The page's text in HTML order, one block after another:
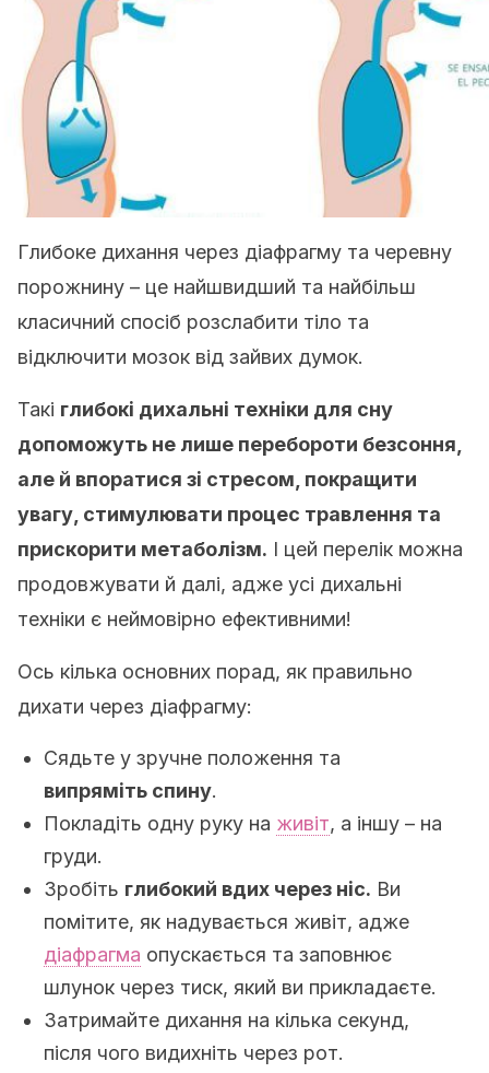
Глибоке дихання через діафрагму та черевну
порожнину – це найшвидший та найбільш
класичний спосіб розслабити тіло та
відключити мозок від зайвих думок.
Такі глибокі дихальні техніки для сну
допоможуть не лише перебороти безсоння,
але й впоратися зі стресом, покращити
увагу, стимулювати процес травлення та
прискорити метаболізм. І цей перелік можна
продовжувати й далі, адже усі дихальні
техніки є неймовірно ефективними!
Ось кілька основних порад, як правильно
дихати через діафрагму:
Сядьте у зручне положення та
випряміть спину.
Покладіть одну руку на живіт, а іншу – на
груди.
Зробіть глибокий вдих через ніс. Ви
помітите, як надувається живіт, адже
діафрагма опускається та заповнює
шлунок через тиск, який ви прикладаєте.
Затримайте дихання на кілька секунд,
після чого видихніть через рот.